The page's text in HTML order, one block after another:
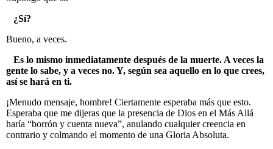
¿Sí?
Bueno, a veces.
Es lo mismo inmediatamente después de la muerte. A veces la
gente lo sabe, y a veces no. Y, según sea aquello en lo que crees,
así se hará en ti.
¡Menudo mensaje, hombre! Ciertamente esperaba más que esto.
Esperaba que me dijeras que la presencia de Dios en el Más Allá
haría “borrón y cuenta nueva”, anulando cualquier creencia en
contrario y colmando el momento de una Gloria Absoluta.